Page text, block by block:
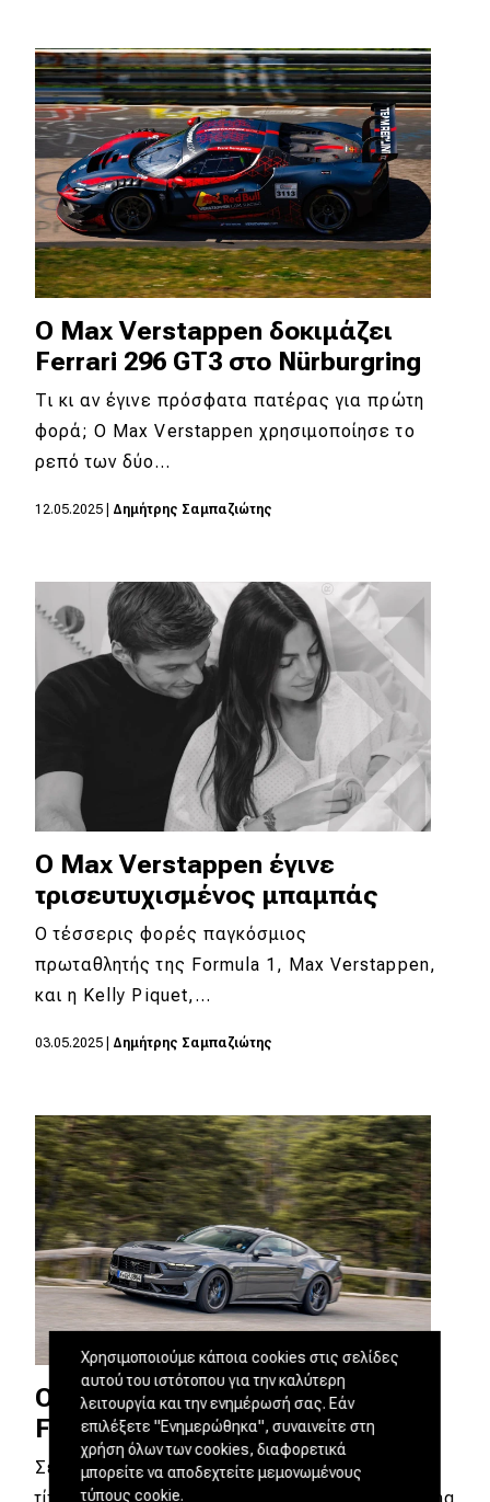
O Max Verstappen δοκιμάζει
Ferrari 296 GT3 στο Nürburgring
Τι κι αν έγινε πρόσφατα πατέρας για πρώτη
φορά; Ο Max Verstappen χρησιμοποίησε το
ρεπό των δύο…
12.05.2025 Δημήτρης Σαμπαζιώτης
Ο Max Verstappen έγινε
τρισευτυχισμένος μπαμπάς
Ο τέσσερις φορές παγκόσμιος
πρωταθλητής της Formula 1, Max Verstappen,
και η Kelly Piquet,…
03.05.2025 Δημήτρης Σαμπαζιώτης
O Max Verstappen δαμάζει την
Ford Mustang Dark Horse [video]
Σε ένα νέο βίντεο της Ford Performance με
Χρησιμοποιούμε κάποια cookies στις σελίδες
αυτού του ιστότοπου για την καλύτερη
λειτουργία και την ενημέρωσή σας. Εάν
επιλέξετε "Ενημερώθηκα", συναινείτε στη
χρήση όλων των cookies, διαφορετικά
μπορείτε να αποδεχτείτε μεμονωμένους
τύπους cookie.